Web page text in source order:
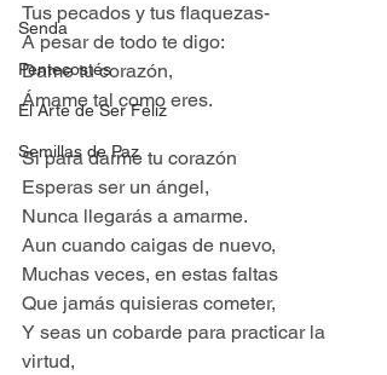
Senda
Pentecostés
El Arte de Ser Feliz
Semillas de Paz
Tus pecados y tus flaquezas-
A pesar de todo te digo:
Dame tu corazón,
Ámame tal como eres.
Si para darme tu corazón
Esperas ser un ángel,
Nunca llegarás a amarme.
Aun cuando caigas de nuevo,
Muchas veces, en estas faltas
Que jamás quisieras cometer,
Y seas un cobarde para practicar la
virtud,